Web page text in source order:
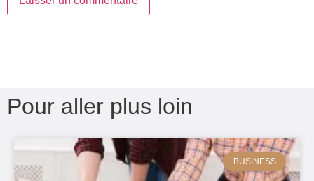
Pour aller plus loin
BUSINESS